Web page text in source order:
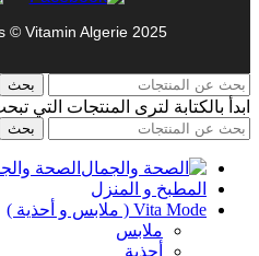
© Vitamin Algerie 2025.
بحث
ابدأ بالكتابة لترى المنتجات التي
بحث
الصحة
المطبخ و المنزل
Vita Mode ( ملابس و أحذية )
ملابس
أحذية